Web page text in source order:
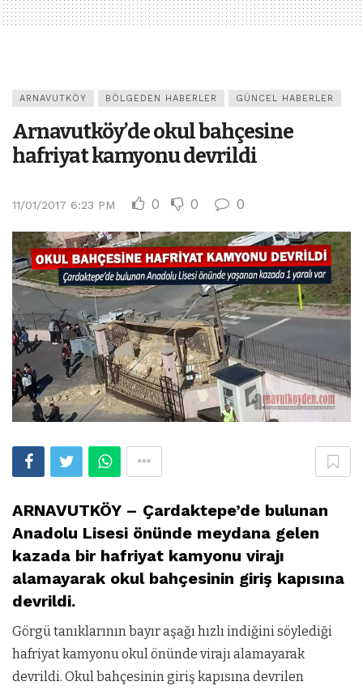
ARNAVUTKÖY BÖLGEDEN HABERLER GÜNCEL HABERLER
Arnavutköy’de okul bahçesine
hafriyat kamyonu devrildi
11/01/2017 6:23 PM 0 0 0
ARNAVUTKÖY – Çardaktepe’de bulunan
Anadolu Lisesi önünde meydana gelen
kazada bir hafriyat kamyonu virajı
alamayarak okul bahçesinin giriş kapısına
devrildi.
Görgü tanıklarının bayır aşağı hızlı indiğini söylediği
hafriyat kamyonu okul önünde virajı alamayarak
devrildi. Okul bahçesinin giriş kapısına devrilen